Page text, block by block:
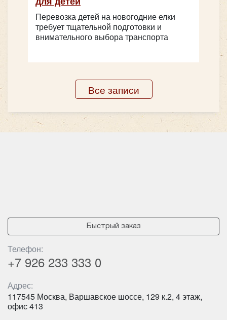
Higer KLQ6119 - белый на 47 мест
King Long XMQ6129Y - синий на 53 места
Количество мест:6
Цена от:1800 руб/час
Количество мест:17
Цена от:1700 руб/час
Перевозка детей на новогодние елки
требует тщательной подготовки и
внимательного выбора транспорта
Все записи
Быстрый заказ
Телефон:
+7 926 233 333 0
Адрес:
117545 Москва, Варшавское шоссе, 129 к.2, 4 этаж,
офис 413